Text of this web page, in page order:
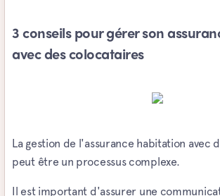
3 conseils pour gérer son
avec des colocataires
La gestion de l'assurance habitation avec
peut être un processus complexe.
Il est important d'assurer une